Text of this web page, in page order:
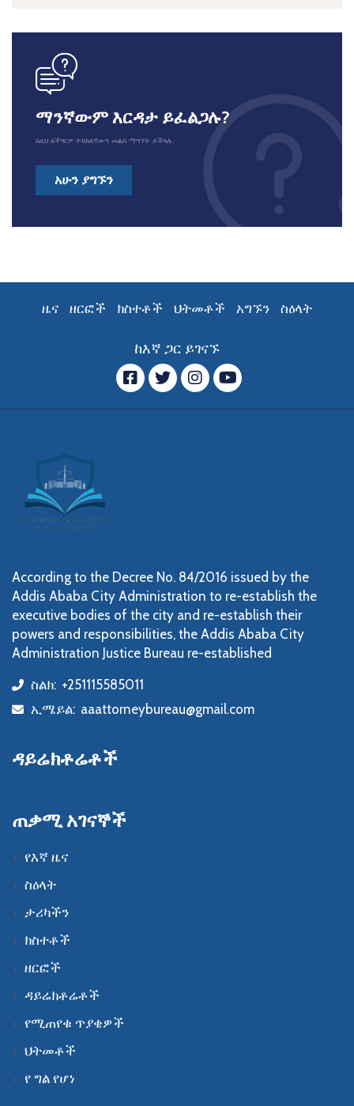
ማንኛውም እርዳታ ይፈልጋሉ?
እዚህ ለችግርዎ ትክክለኛውን መልስ ማግኘት ይችላሉ.
አሁን ያግኙን
ዜና ዘርፎች ክስተቶች ህትመቶች አግኙን ስዕላት
ከእኛ ጋር ይገናኙ
ፌስቡክትዊተርኢንስታግራምYouTube
According to the Decree No. 84/2016 issued by the
Addis Ababa City Administration to re-establish the
executive bodies of the city and re-establish their
powers and responsibilities, the Addis Ababa City
Administration Justice Bureau re-established
icon
ስልክ: +251115585011
icon
ኢሜይል: aaattorneybureau@gmail.com
ዳይሬክቶሬቶች
ጠቃሚ አገናኞች
የእኛ ዜና
ስዕላት
ታሪካችን
ክስተቶች
ዘርፎች
ዳይሬክቶሬቶች
የሚጠየቁ ጥያቄዎች
ህትመቶች
የ ግል የሆነ